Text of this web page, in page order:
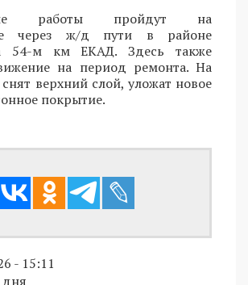
работы пройдут на
через ж/д пути в районе
54-м км ЕКАД. Здесь также
на период ремонта. На
снят верхний слой, уложат новое
покрытие.
- 15:11
дня